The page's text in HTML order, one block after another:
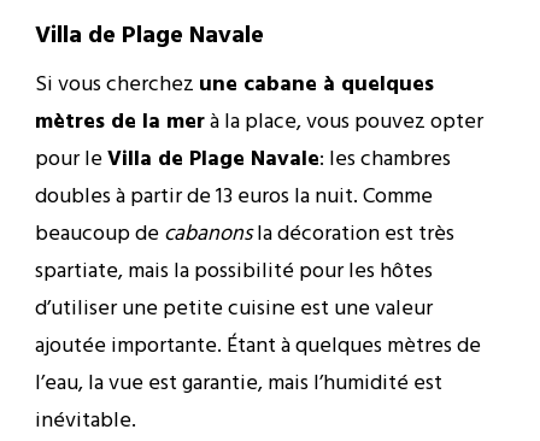
Villa de Plage Navale
Si vous cherchez une cabane à quelques
mètres de la merà la place, vous pouvez opter
pour leVilla de Plage Navale: les chambres
doubles à partir de 13 euros la nuit. Comme
beaucoup decabanonsla décoration est très
spartiate, mais la possibilité pour les hôtes
d’utiliser une petite cuisine est une valeur
ajoutée importante. Étant à quelques mètres de
l’eau, la vue est garantie, mais l’humidité est
inévitable.